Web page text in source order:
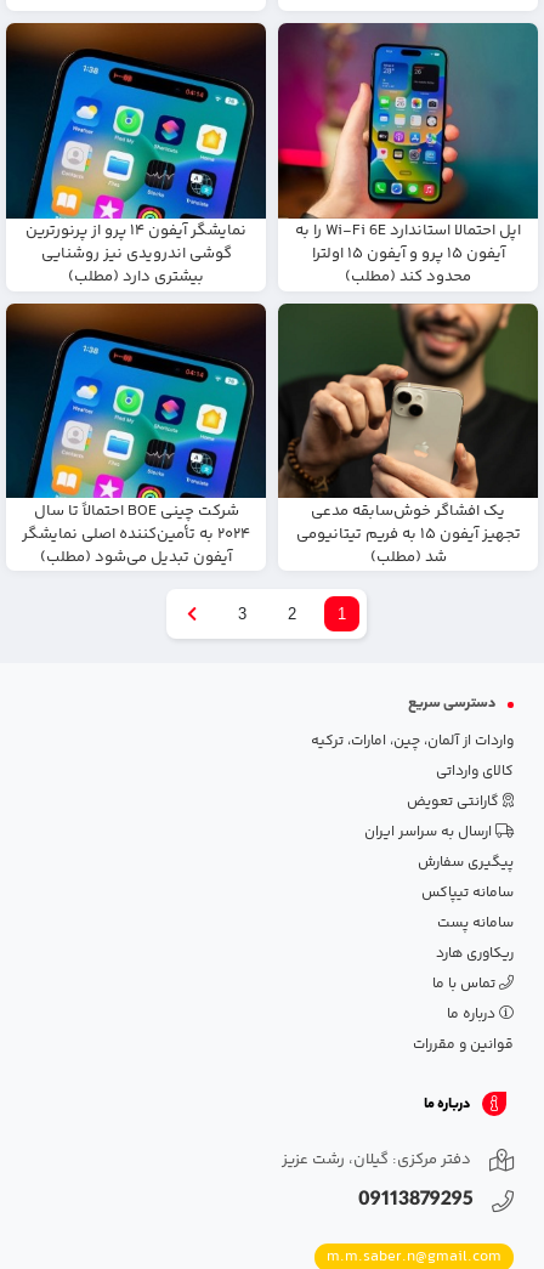
اپل احتمالا استاندارد Wi-Fi 6E را به
آیفون ۱۵ پرو و آیفون ۱۵ اولترا
محدود کند (مطلب)
نمایشگر آیفون ۱۴ پرو از پرنورترین
گوشی اندرویدی نیز روشنایی
بیشتری دارد (مطلب)
یک افشاگر خوش‌سابقه مدعی
تجهیز آیفون ۱۵ به فریم تیتانیومی
شد (مطلب)
شرکت چینی BOE احتمالاً تا سال
۲۰۲۴ به تأمین‌کننده اصلی نمایشگر
آیفون تبدیل می‌شود (مطلب)
1
2
3
دسترسی سریع
واردات از آلمان، چین، امارات، ترکیه
کالای وارداتی
گارانتی تعویض
ارسال به سراسر ایران
پیگیری سفارش
سامانه تیپاکس
سامانه پست
ریکاوری هارد
تماس با ما
درباره ما
قوانین و مقررات
درباره ما
دفتر مرکزی: گیلان، رشت عزیز
09113879295
m.m.saber.n@gmail.com